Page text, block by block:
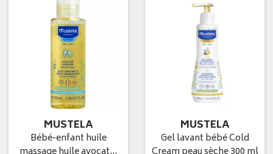
MUSTELA
Bébé-enfant huile
MUSTELA
Gel lavant bébé Cold